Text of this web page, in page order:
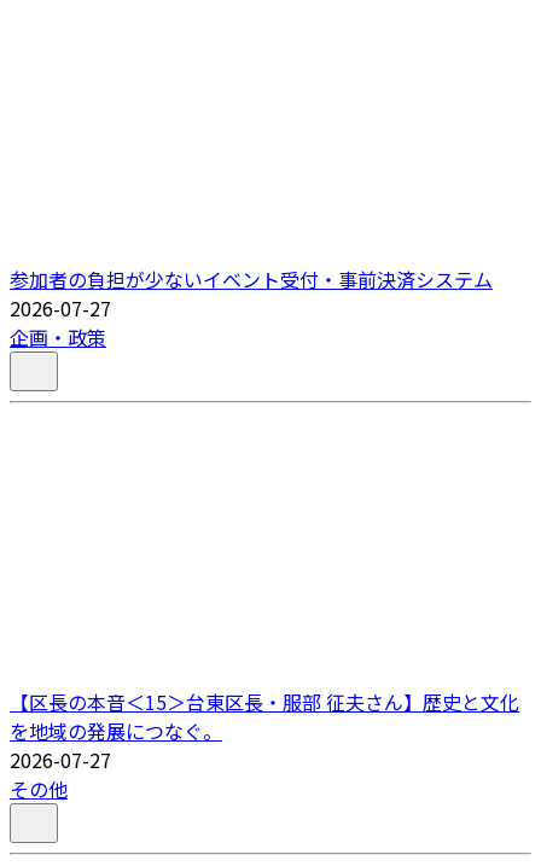
参加者の負担が少ないイベント受付・事前決済システム
2026-07-27
企画・政策
【区長の本音＜15＞台東区長・服部 征夫さん】歴史と文化
を地域の発展につなぐ。
2026-07-27
その他